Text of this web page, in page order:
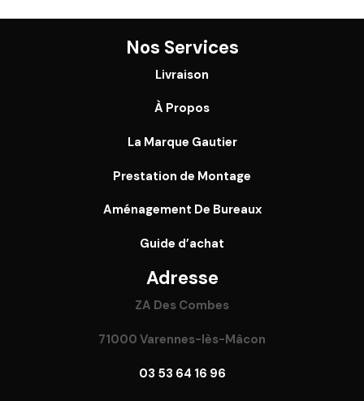
Nos Services
Livraison
À Propos
La Marque Gautier
Prestation de Montage
Aménagement De Bureaux
Guide d’achat
Adresse
ZA Des Combes
71000 Varennes-lès-Mâcon
03 53 64 16 96